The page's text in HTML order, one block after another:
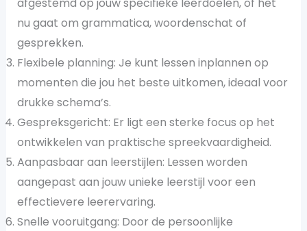
nu gaat om grammatica, woordenschat of
gesprekken.
Flexibele planning: Je kunt lessen inplannen op
momenten die jou het beste uitkomen, ideaal voor
drukke schema’s​.
Gespreksgericht: Er ligt een sterke focus op het
ontwikkelen van praktische spreekvaardigheid​.
Aanpasbaar aan leerstijlen: Lessen worden
aangepast aan jouw unieke leerstijl voor een
effectievere leerervaring​.
Snelle vooruitgang: Door de persoonlijke